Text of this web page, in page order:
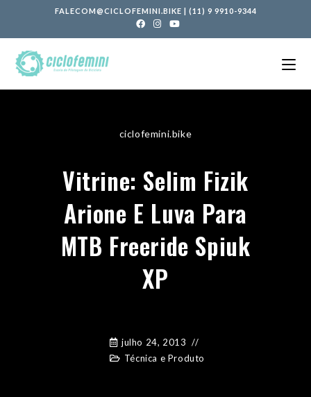
FALECOM@CICLOFEMINI.BIKE | (11) 9 9910-9344
ciclofemini.bike
Vitrine: Selim Fizik
Arione E Luva Para
MTB Freeride Spiuk
XP
julho 24, 2013
Técnica e Produto